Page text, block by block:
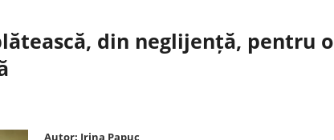
din neglijență, pentru o
Autor: Irina Papuc